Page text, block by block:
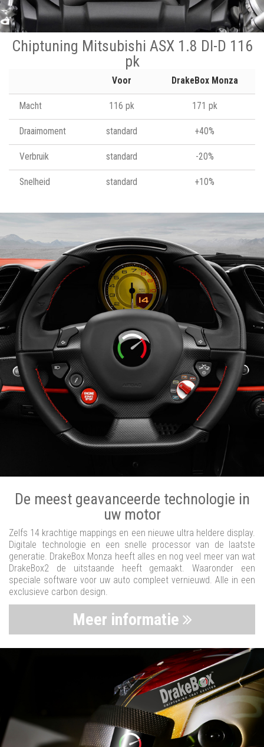
Chiptuning Mitsubishi ASX 1.8 DI-D 116
pk
Voor DrakeBox Monza
Macht 116 pk 171 pk
Draaimoment standard +40%
Verbruik standard -20%
Snelheid standard +10%
De meest geavanceerde technologie in
uw motor
Zelfs 14 krachtige mappings en een nieuwe ultra heldere display.
Digitale technologie en een snelle processor van de laatste
generatie. DrakeBox Monza heeft alles en nog veel meer van wat
DrakeBox2 de uitstaande heeft gemaakt. Waaronder een
speciale software voor uw auto compleet vernieuwd. Alle in een
exclusieve carbon design.
Meer informatie